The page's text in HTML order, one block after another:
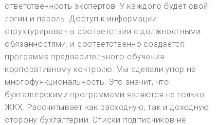
ответственность экспертов. У каждого будет свой
логин и пароль. Доступ к информации
структурирован в соответствии с должностными
обязанностями, и соответственно создается
программа предварительного обучения
корпоративному контролю. Мы сделали упор на
многофункциональность. Это значит, что
бухгалтерскими программами являются не только
ЖКХ. Рассчитывает как расходную, так и доходную
сторону бухгалтерии. Списки подписчиков не